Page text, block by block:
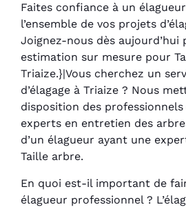
Faites confiance à un
l’ensemble de vos projets
Joignez-nous dès
estimation sur mesure pour
Triaize.}|Vous cherchez un
d’élagage à Triaize ? Nous
disposition des
experts en entretien des
d’un élagueur ayant une
Taille arbre.
En quoi est-il important de
élagueur professionnel ?